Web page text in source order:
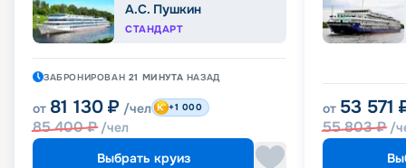
А.С. Пушкин
СТАНДАРТ
ЗАБРОНИРОВАН 21 МИНУТА НАЗАД
от 81 130 ₽ /чел
85 400₽ /чел
+1 000
Выбрать круиз
от 53 571
55 803₽ /